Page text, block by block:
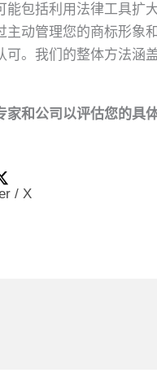
包括利用法律工具扩
动管理您的商标形象
。我们的整体方法涵
和公司以评估您的具
/ X